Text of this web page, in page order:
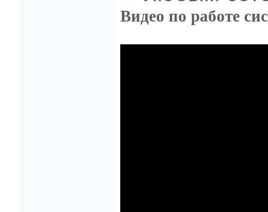
Видео по работе